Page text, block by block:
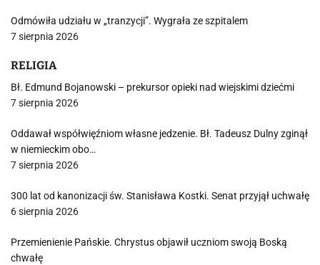
Odmówiła udziału w „tranzycji”. Wygrała ze szpitalem
7 sierpnia 2026
RELIGIA
Bł. Edmund Bojanowski – prekursor opieki nad wiejskimi dziećmi
7 sierpnia 2026
Oddawał współwięźniom własne jedzenie. Bł. Tadeusz Dulny zginął
w niemieckim obo…
7 sierpnia 2026
300 lat od kanonizacji św. Stanisława Kostki. Senat przyjął uchwałę
6 sierpnia 2026
Przemienienie Pańskie. Chrystus objawił uczniom swoją Boską
chwałę